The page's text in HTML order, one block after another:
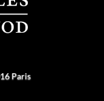
Paris